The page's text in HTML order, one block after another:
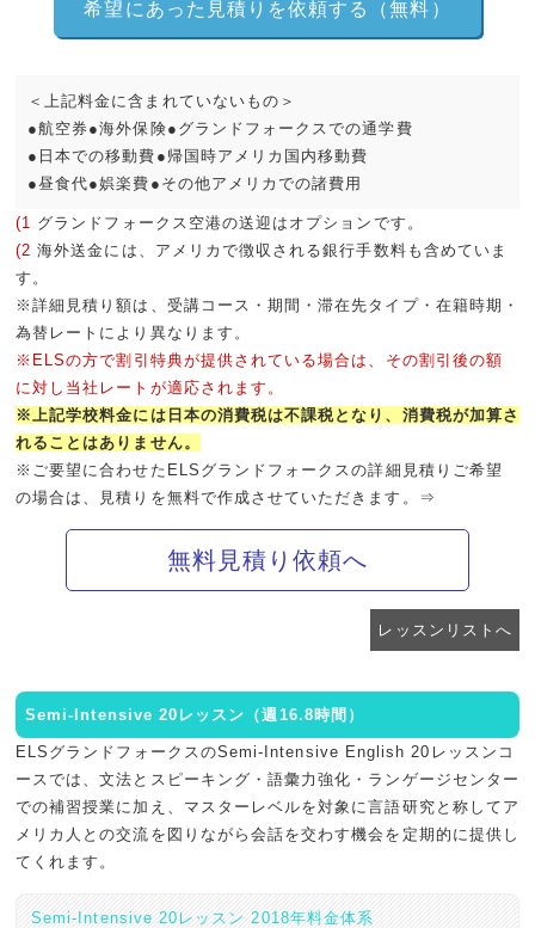
希望にあった見積りを依頼する（無料）
＜上記料金に含まれていないもの＞
●航空券●海外保険●グランドフォークスでの通学費
●日本での移動費●帰国時アメリカ国内移動費
●昼食代●娯楽費●その他アメリカでの諸費用
(1 グランドフォークス空港の送迎はオプションです。
(2 海外送金には、アメリカで徴収される銀行手数料も含めていま
す。
※詳細見積り額は、受講コース・期間・滞在先タイプ・在籍時期・
為替レートにより異なります。
※ELSの方で割引特典が提供されている場合は、その割引後の額
に対し当社レートが適応されます。
※上記学校料金には日本の消費税は不課税となり、消費税が加算さ
れることはありません。
※ご要望に合わせたELSグランドフォークスの詳細見積りご希望
の場合は、見積りを無料で作成させていただきます。⇒
無料見積り依頼へ
レッスンリストへ
Semi-Intensive 20レッスン（週16.8時間）
ELSグランドフォークスのSemi-Intensive English 20レッスンコ
ースでは、文法とスピーキング・語彙力強化・ランゲージセンター
での補習授業に加え、マスターレベルを対象に言語研究と称してア
メリカ人との交流を図りながら会話を交わす機会を定期的に提供し
てくれます。
Semi-Intensive 20レッスン 2018年料金体系